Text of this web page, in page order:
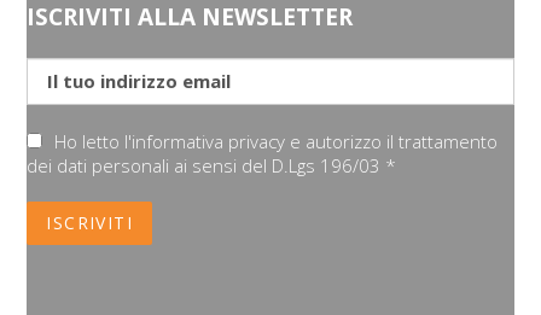
ISCRIVITI ALLA NEWSLETTER
Ho letto l'informativa privacy e autorizzo il trattamento
dei dati personali ai sensi del D.Lgs 196/03 *